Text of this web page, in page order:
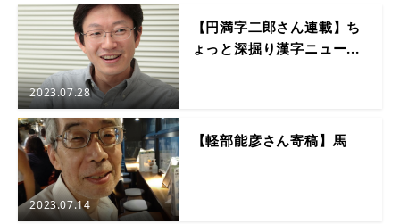
2023.07.28
【円満字二郎さん連載】ち
ょっと深掘り漢字ニュー...
2023.07.14
【軽部能彦さん寄稿】馬